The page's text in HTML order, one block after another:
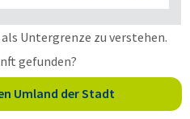
Untergrenze zu verstehen.
gefunden?
Umland der Stadt